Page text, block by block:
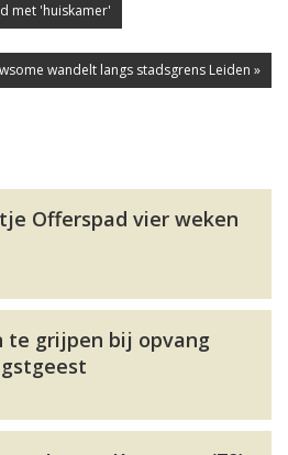
met 'huiskamer'
wandelt langs stadsgrens Leiden »
Offerspad vier weken
te grijpen bij opvang